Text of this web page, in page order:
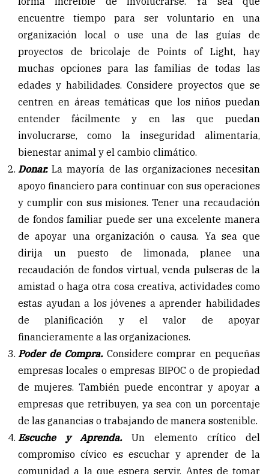
encuentre tiempo para ser voluntario en una
organización local o use una de las guías de
proyectos de bricolaje de Points of Light, hay
muchas opciones para las familias de todas las
edades y habilidades. Considere proyectos que se
centren en áreas temáticas que los niños puedan
entender fácilmente y en las que puedan
involucrarse, como la inseguridad alimentaria,
bienestar animal y el cambio climático.
Donar.La mayoría de las organizaciones necesitan
apoyo financiero para continuar con sus operaciones
y cumplir con sus misiones. Tener una recaudación
de fondos familiar puede ser una excelente manera
de apoyar una organización o causa. Ya sea que
dirija un puesto de limonada, planee una
recaudación de fondos virtual, venda pulseras de la
amistad o haga otra cosa creativa, actividades como
estas ayudan a los jóvenes a aprender habilidades
de planificación y el valor de apoyar
financieramente a las organizaciones.
Poder de Compra.Considere comprar en pequeñas
empresas locales o empresas BIPOC o de propiedad
de mujeres. También puede encontrar y apoyar a
empresas que retribuyen, ya sea con un porcentaje
de las ganancias o trabajando de manera sostenible.
Escuche y Aprenda.Un elemento crítico del
compromiso cívico es escuchar y aprender de la
comunidad a la que espera servir. Antes de tomar